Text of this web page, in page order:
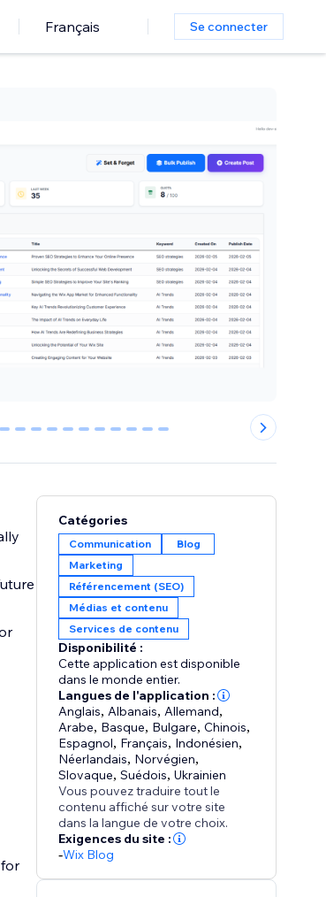
Français Se connecter
2 3 4 5 6 7 8 9 10 11 12
Catégories
Communication
Blog
Marketing
Référencement (SEO)
Médias et contenu
Services de contenu
Disponibilité :
Cette application est disponible
dans le monde entier.
Langues de l'application :
Anglais, Albanais, Allemand,
Arabe, Basque, Bulgare,Chinois,
Espagnol, Français, Indonésien,
Néerlandais, Norvégien,
Slovaque,Suédois,Ukrainien
Vous pouvez traduire tout le
contenu affiché sur votre site
dans la langue de votre choix.
Exigences du site :
-Wix Blog